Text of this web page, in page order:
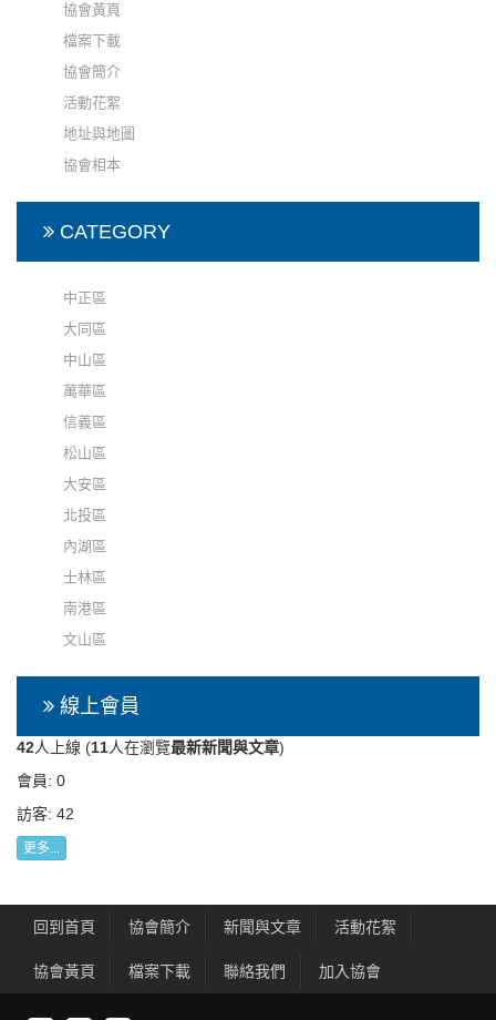
協會黃頁
檔案下載
協會簡介
活動花絮
地址與地圖
協會相本
CATEGORY
中正區
大同區
中山區
萬華區
信義區
松山區
大安區
北投區
內湖區
士林區
南港區
文山區
線上會員
42人上線 (11人在瀏覽最新新聞與文章)
會員: 0
訪客: 42
更多...
回到首頁 協會簡介 新聞與文章 活動花絮
協會黃頁 檔案下載 聯絡我們 加入協會